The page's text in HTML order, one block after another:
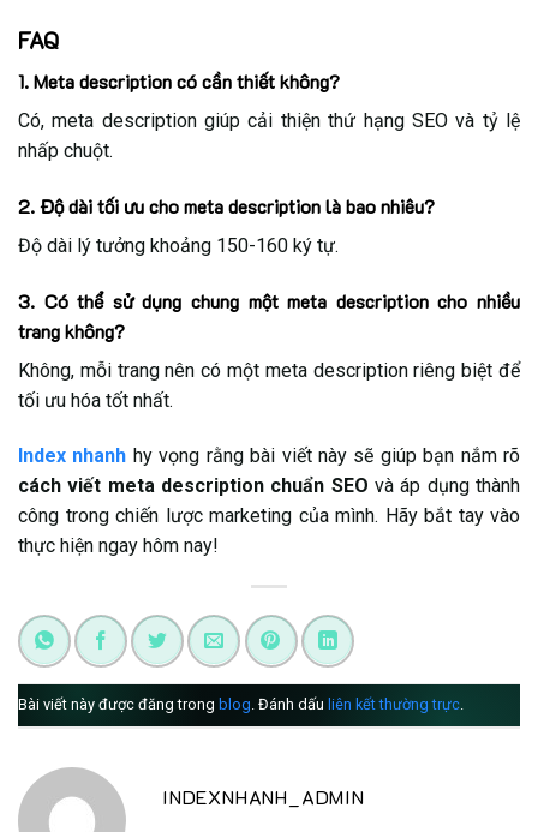
FAQ
1. Meta description có cần thiết không?
Có, meta description giúp cải thiện thứ hạng SEO và tỷ lệ
nhấp chuột.
2. Độ dài tối ưu cho meta description là bao nhiêu?
Độ dài lý tưởng khoảng 150-160 ký tự.
3. Có thể sử dụng chung một meta description cho nhiều
trang không?
Không, mỗi trang nên có một meta description riêng biệt để
tối ưu hóa tốt nhất.
Index nhanh hy vọng rằng bài viết này sẽ giúp bạn nắm rõ
cách viết meta description chuẩn SEO và áp dụng thành
công trong chiến lược marketing của mình. Hãy bắt tay vào
thực hiện ngay hôm nay!
Bài viết này được đăng trong blog . Đánh dấu liên kết thường trực
INDEXNHANH_ADMIN